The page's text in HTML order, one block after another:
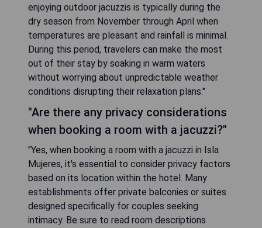
enjoying outdoor jacuzzis is typically during the
dry season from November through April when
temperatures are pleasant and rainfall is minimal.
During this period, travelers can make the most
out of their stay by soaking in warm waters
without worrying about unpredictable weather
conditions disrupting their relaxation plans."
"Are there any privacy considerations
when booking a room with a jacuzzi?"
"Yes, when booking a room with a jacuzzi in Isla
Mujeres, it's essential to consider privacy factors
based on its location within the hotel. Many
establishments offer private balconies or suites
designed specifically for couples seeking
intimacy. Be sure to read room descriptions